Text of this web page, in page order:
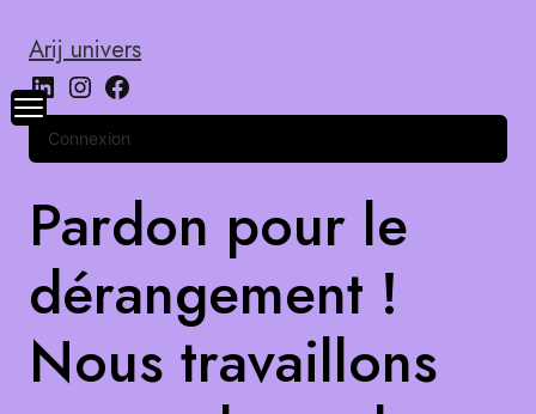
Arij univers
Connexion
Pardon pour le
dérangement !
Nous travaillons